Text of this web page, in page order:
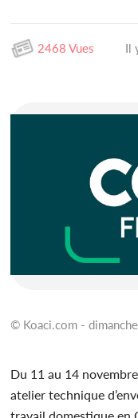
2468 Vues Il
© Koaci.com -
Du 11 au 14
atelier technique